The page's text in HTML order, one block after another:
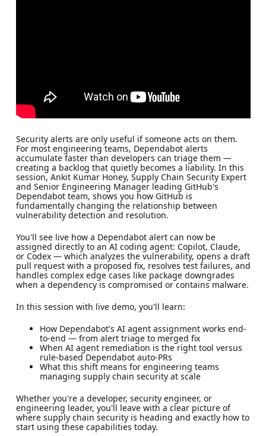
Security alerts are only useful if someone acts on them.
For most engineering teams, Dependabot alerts
accumulate faster than developers can triage them —
creating a backlog that quietly becomes a liability. In this
session, Ankit Kumar Honey, Supply Chain Security Expert
and Senior Engineering Manager leading GitHub's
Dependabot team, shows you how GitHub is
fundamentally changing the relationship between
vulnerability detection and resolution.
You'll see live how a Dependabot alert can now be
assigned directly to an AI coding agent: Copilot, Claude,
or Codex — which analyzes the vulnerability, opens a draft
pull request with a proposed fix, resolves test failures, and
handles complex edge cases like package downgrades
when a dependency is compromised or contains malware.
In this session with live demo, you'll learn:
How Dependabot's AI agent assignment works end-
to-end — from alert triage to merged fix
When AI agent remediation is the right tool versus
rule-based Dependabot auto-PRs
What this shift means for engineering teams
managing supply chain security at scale
Whether you're a developer, security engineer, or
engineering leader, you'll leave with a clear picture of
where supply chain security is heading and exactly how to
start using these capabilities today.